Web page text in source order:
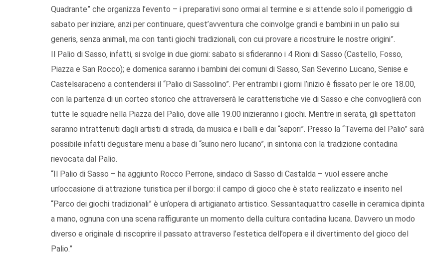
Quadrante” che organizza l’evento – i preparativi sono ormai al termine e si attende solo il pomeriggio di
sabato per iniziare, anzi per continuare, quest’avventura che coinvolge grandi e bambini in un palio sui
generis, senza animali, ma con tanti giochi tradizionali, con cui provare a ricostruire le nostre origini”.
Il Palio di Sasso, infatti, si svolge in due giorni: sabato si sfideranno i 4 Rioni di Sasso (Castello, Fosso,
Piazza e San Rocco); e domenica saranno i bambini dei comuni di Sasso, San Severino Lucano, Senise e
Castelsaraceno a contendersi il “Palio di Sassolino”. Per entrambi i giorni l’inizio è fissato per le ore 18.00,
con la partenza di un corteo storico che attraverserà le caratteristiche vie di Sasso e che convoglierà con
tutte le squadre nella Piazza del Palio, dove alle 19.00 inizieranno i giochi. Mentre in serata, gli spettatori
saranno intrattenuti dagli artisti di strada, da musica e i balli e dai “sapori”. Presso la “Taverna del Palio” sarà
possibile infatti degustare menu a base di “suino nero lucano”, in sintonia con la tradizione contadina
rievocata dal Palio.
“Il Palio di Sasso – ha aggiunto Rocco Perrone, sindaco di Sasso di Castalda – vuol essere anche
un’occasione di attrazione turistica per il borgo: il campo di gioco che è stato realizzato e inserito nel
“Parco dei giochi tradizionali” è un’opera di artigianato artistico. Sessantaquattro caselle in ceramica dipinta
a mano, ognuna con una scena raffigurante un momento della cultura contadina lucana. Davvero un modo
diverso e originale di riscoprire il passato attraverso l’estetica dell’opera e il divertimento del gioco del
Palio.”